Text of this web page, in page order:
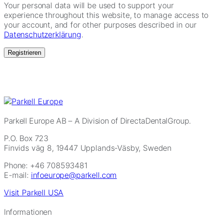
Your personal data will be used to support your
experience throughout this website, to manage access to
your account, and for other purposes described in our
Datenschutzerklärung.
Registrieren
Parkell Europe AB– A Division of DirectaDentalGroup.
P.O. Box 723
Finvids väg 8, 19447 Upplands-Väsby, Sweden
Phone: +46 708593481
E-mail: infoeurope@parkell.com
Visit Parkell USA
Informationen